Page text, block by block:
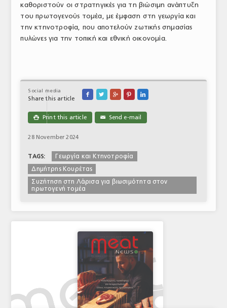
καθοριστούν οι στρατηγικές για τη βιώσιμη ανάπτυξη
του πρωτογενούς τομέα, με έμφαση στη γεωργία και
την κτηνοτροφία, που αποτελούν ζωτικής σημασίας
πυλώνες για την τοπική και εθνική οικονομία.
Social media
Share this article
    
 Print this article ✉ Send e-mail
28 November 2024
TAGS:
Γεωργία και Κτηνοτροφία
Δημήτρης Κουρέτας
Συζήτηση στη Λάρισα για βιωσιμότητα στον
πρωτογενή τομέα